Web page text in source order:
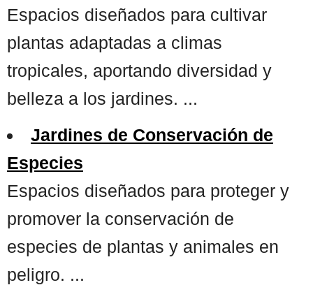
Espacios diseñados para cultivar
plantas adaptadas a climas
tropicales, aportando diversidad y
belleza a los jardines. ...
Jardines de Conservación de
Especies
Espacios diseñados para proteger y
promover la conservación de
especies de plantas y animales en
peligro. ...